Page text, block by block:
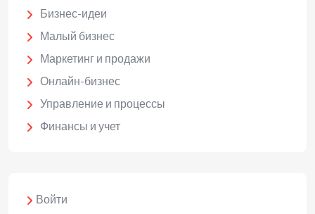
Бизнес-идеи
Малый бизнес
Маркетинг и продажи
Онлайн-бизнес
Управление и процессы
Финансы и учет
Войти